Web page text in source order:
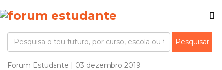
Forum Estudante | 03 dezembro 2019